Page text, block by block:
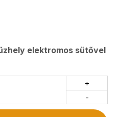
elektromos sütővel
-
+